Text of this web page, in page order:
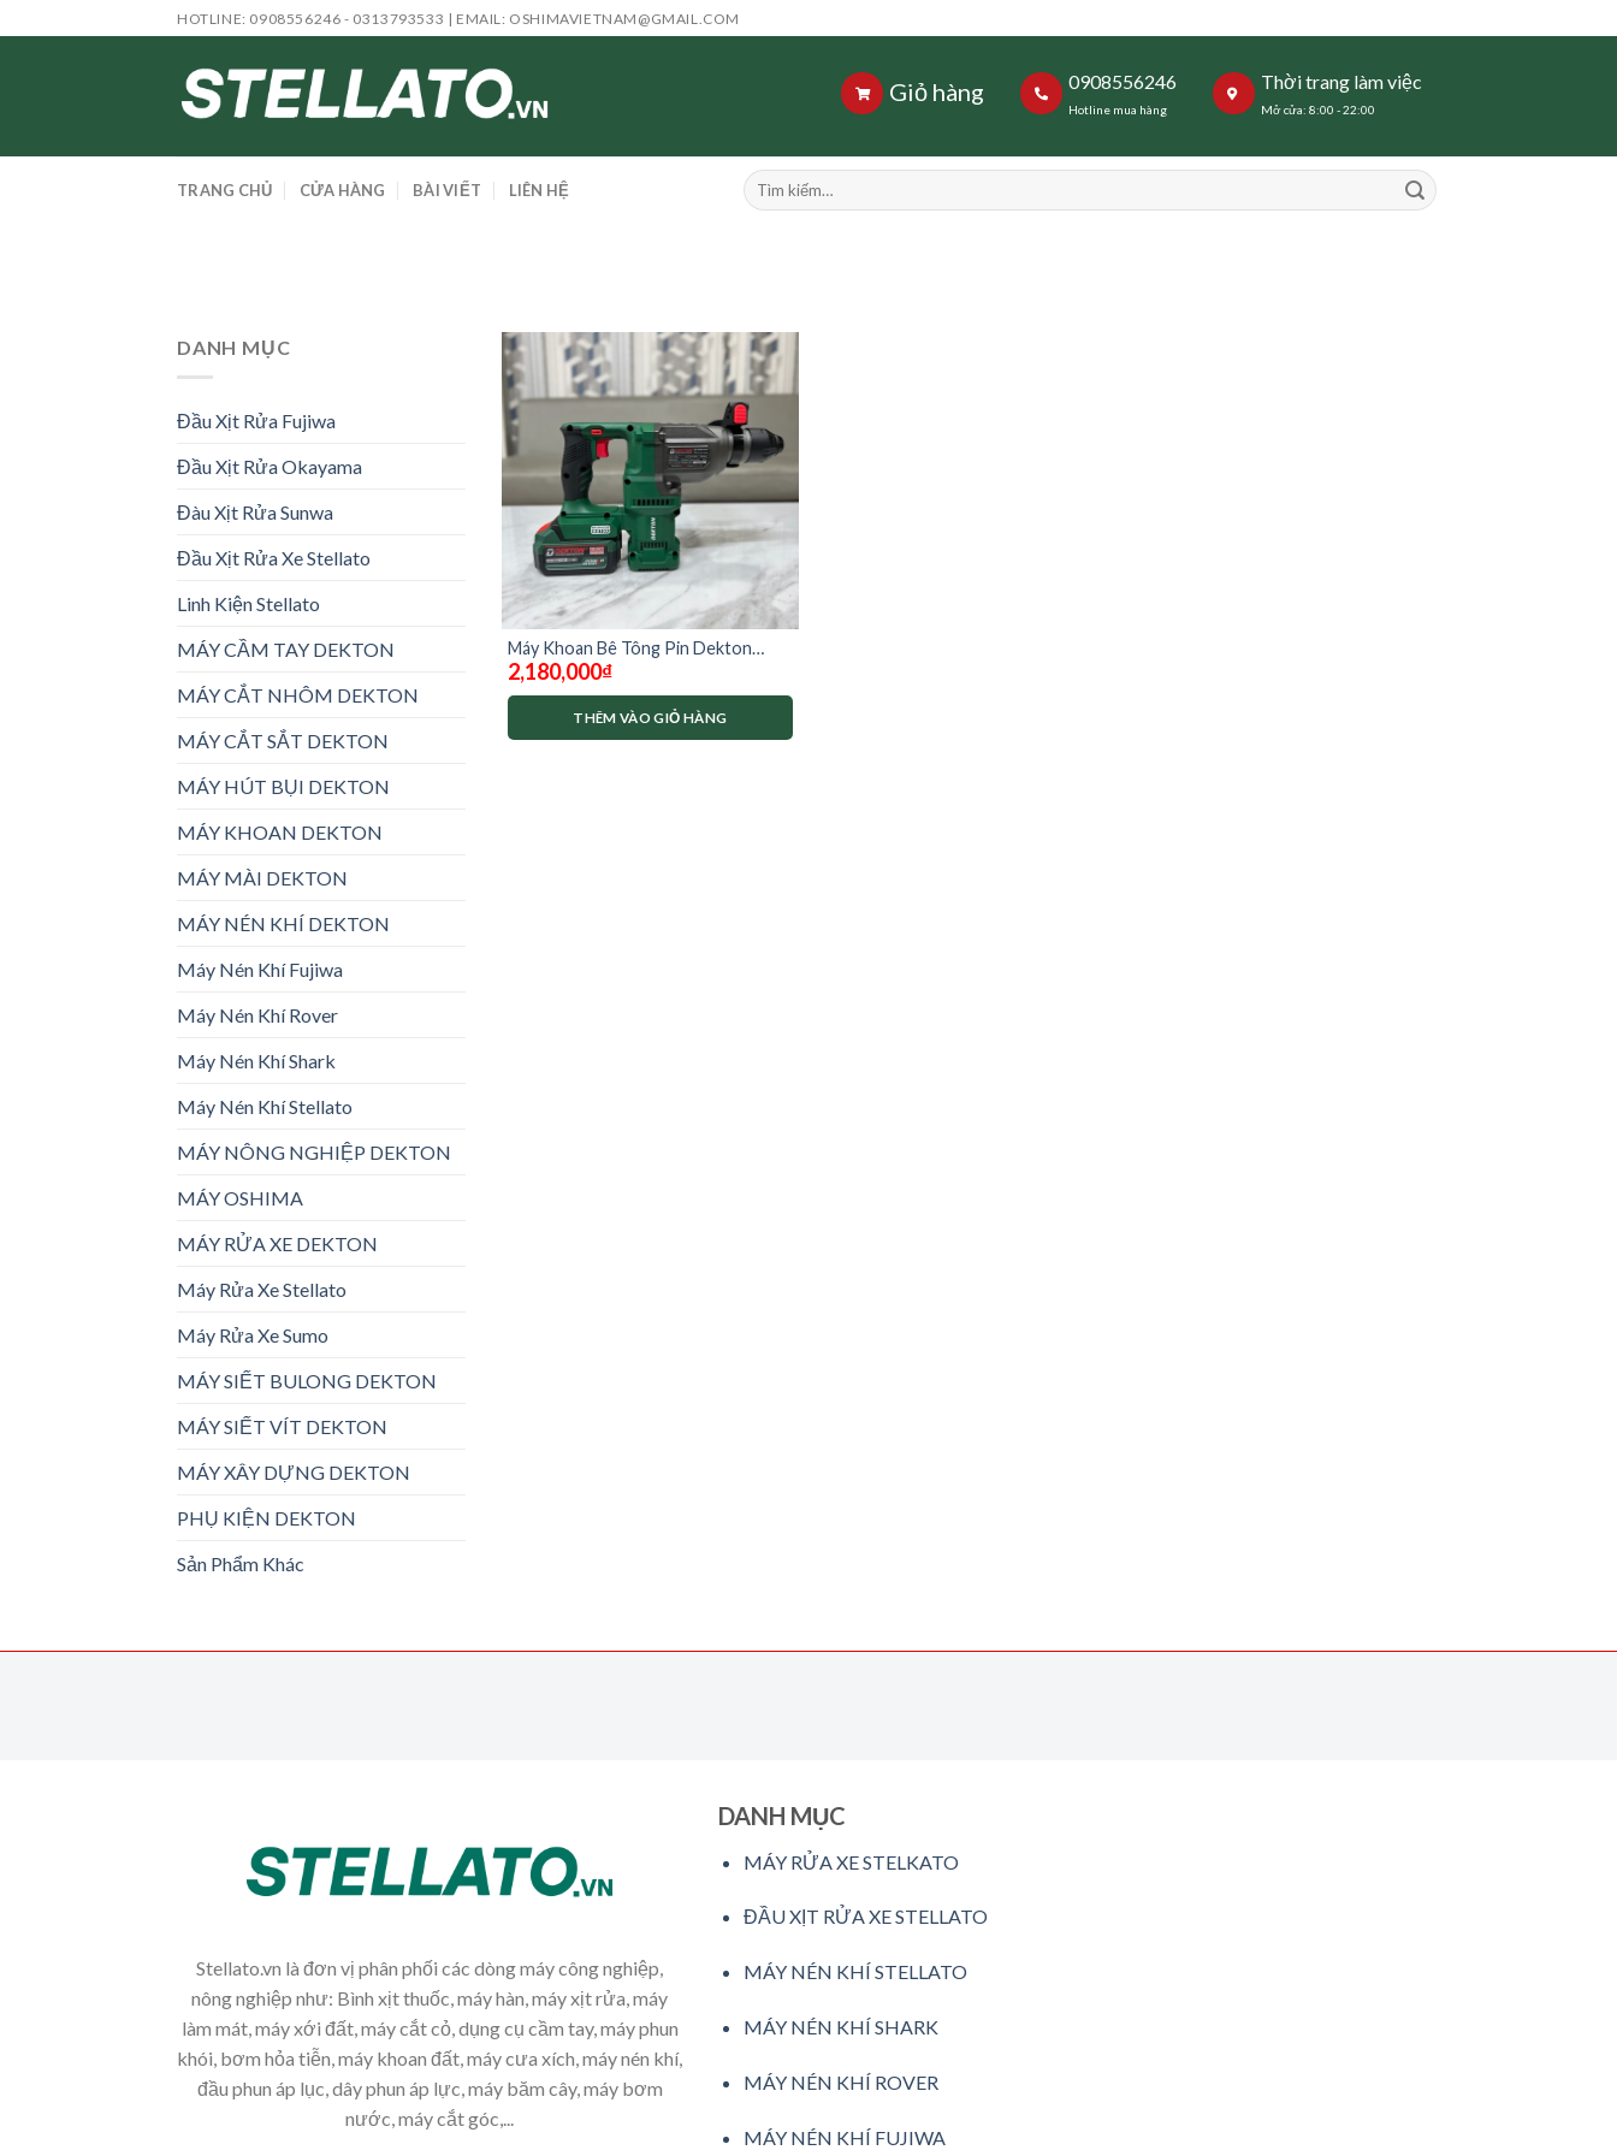
to
HOTLINE: 0908556246 - 0313793533 | EMAIL: OSHIMAVIETNAM@GMAIL.COM
Giỏ hàng 0908556246
Hotline mua hàng
Thời trang làm việc
Mở cửa: 8:00 - 22:00
TRANG CHỦ CỬA HÀNG BÀI VIẾT LIÊN HỆ
Tìm
kiếm:
DANH MỤC
Đầu Xịt Rửa Fujiwa
Đầu Xịt Rửa Okayama
Đàu Xịt Rửa Sunwa
Đầu Xịt Rửa Xe Stellato
Linh Kiện Stellato
MÁY CẦM TAY DEKTON
MÁY CẮT NHÔM DEKTON
MÁY CẮT SẮT DEKTON
MÁY HÚT BỤI DEKTON
MÁY KHOAN DEKTON
MÁY MÀI DEKTON
MÁY NÉN KHÍ DEKTON
Máy Nén Khí Fujiwa
Máy Nén Khí Rover
Máy Nén Khí Shark
Máy Nén Khí Stellato
MÁY NÔNG NGHIỆP DEKTON
MÁY OSHIMA
MÁY RỬA XE DEKTON
Máy Rửa Xe Stellato
Máy Rửa Xe Sumo
MÁY SIẾT BULONG DEKTON
MÁY SIẾT VÍT DEKTON
MÁY XÂY DỰNG DEKTON
PHỤ KIỆN DEKTON
Sản Phẩm Khác
Máy Khoan Bê Tông Pin Dekton
M21-RH2603 PLUS( chưa có pin và
sạc)
2,180,000₫
THÊM VÀO GIỎ HÀNG
Stellato.vn là đơn vị phân phối các dòng máy công nghiệp,
nông nghiệp như: Bình xịt thuốc, máy hàn, máy xịt rửa, máy
làm mát, máy xới đất, máy cắt cỏ, dụng cụ cầm tay, máy phun
khói, bơm hỏa tiễn, máy khoan đất, máy cưa xích, máy nén khí,
đầu phun áp lục, dây phun áp lực, máy băm cây, máy bơm
nước, máy cắt góc,...
DANH MỤC
MÁY RỬA XE STELKATO
ĐẦU XỊT RỬA XE STELLATO
MÁY NÉN KHÍ STELLATO
MÁY NÉN KHÍ SHARK
MÁY NÉN KHÍ ROVER
MÁY NÉN KHÍ FUJIWA